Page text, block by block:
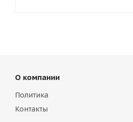
О компании
Политика
Контакты